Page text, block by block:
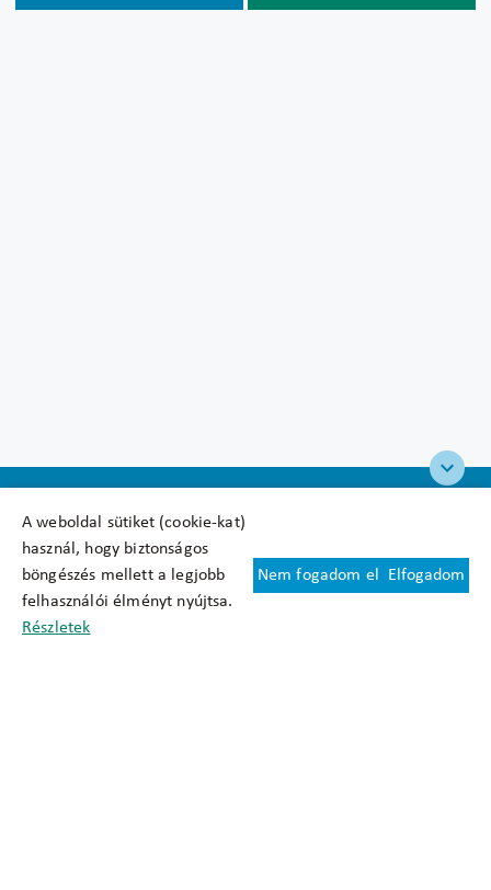
A weboldal sütiket (cookie-kat)
használ, hogy biztonságos
böngészés mellett a legjobb
felhasználói élményt nyújtsa.
Részletek
Nem fogadom el Elfogadom
Felhasználási feltételek